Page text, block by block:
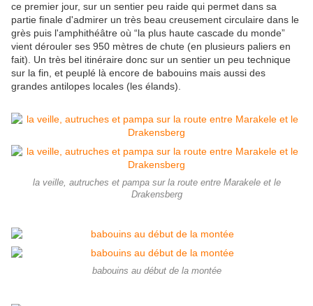
ce premier jour, sur un sentier peu raide qui permet dans sa
partie finale d'admirer un très beau creusement circulaire dans le
grès puis l'amphithéâtre où “la plus haute cascade du monde”
vient dérouler ses 950 mètres de chute (en plusieurs paliers en
fait). Un très bel itinéraire donc sur un sentier un peu technique
sur la fin, et peuplé là encore de babouins mais aussi des
grandes antilopes locales (les élands).
la veille, autruches et pampa sur la route entre Marakele et le
Drakensberg
babouins au début de la montée